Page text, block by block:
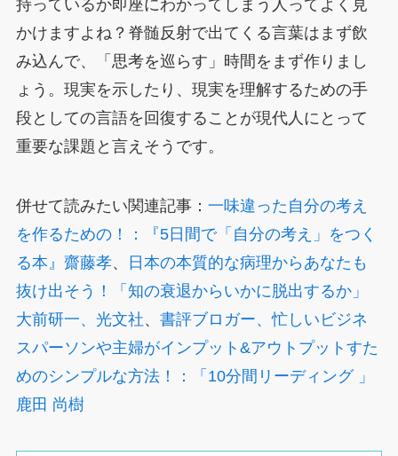
持っているか即座にわかってしまう人ってよく見
かけますよね？脊髄反射で出てくる言葉はまず飲
み込んで、「思考を巡らす」時間をまず作りまし
ょう。現実を示したり、現実を理解するための手
段としての言語を回復することが現代人にとって
重要な課題と言えそうです。
併せて読みたい関連記事： 一味違った自分の考え
を作るための！：『5日間で「自分の考え」をつく
る本』齋藤孝、
日本の本質的な病理からあなたも
抜け出そう！「知の衰退からいかに脱出するか」
大前研一、光文社、 書評ブロガー、忙しいビジネ
スパーソンや主婦がインプット&アウトプットすた
めのシンプルな方法！：「10分間リーディング 」
鹿田 尚樹